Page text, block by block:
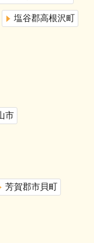
塩谷郡高根沢町
市
芳賀郡市貝町